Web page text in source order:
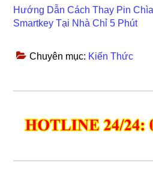
Hướng Dẫn Cách Thay Pin
Smartkey Tại Nhà Chỉ 5 Phút
Chuyên mục: Kiến Thức